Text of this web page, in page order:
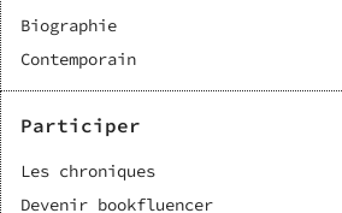
Biographie
Contemporain
Participer
Les chroniques
Devenir bookfluencer